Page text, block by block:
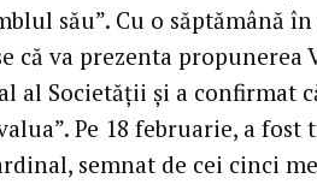
său”. Cu o săptămână
că va prezenta propunerea
al Societății și a confirmat
Pe 18 februarie, a fost
semnat de cei cinci